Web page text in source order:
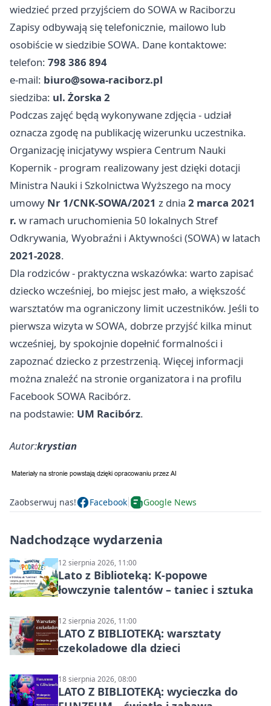
wiedzieć przed przyjściem do SOWA w Raciborzu
Zapisy odbywają się telefonicznie, mailowo lub
osobiście w siedzibie SOWA. Dane kontaktowe:
telefon: 798 386 894
e-mail: biuro@sowa-raciborz.pl
siedziba: ul. Żorska 2
Podczas zajęć będą wykonywane zdjęcia - udział
oznacza zgodę na publikację wizerunku uczestnika.
Organizację inicjatywy wspiera Centrum Nauki
Kopernik - program realizowany jest dzięki dotacji
Ministra Nauki i Szkolnictwa Wyższego na mocy
umowy Nr 1/CNK-SOWA/2021 z dnia 2 marca 2021
r. w ramach uruchomienia 50 lokalnych Stref
Odkrywania, Wyobraźni i Aktywności (SOWA) w latach
2021-2028.
Dla rodziców - praktyczna wskazówka: warto zapisać
dziecko wcześniej, bo miejsc jest mało, a większość
warsztatów ma ograniczony limit uczestników. Jeśli to
pierwsza wizyta w SOWA, dobrze przyjść kilka minut
wcześniej, by spokojnie dopełnić formalności i
zapoznać dziecko z przestrzenią. Więcej informacji
można znaleźć na stronie organizatora i na profilu
Facebook SOWA Racibórz.
na podstawie: UM Racibórz.
Autor:krystian
Zaobserwuj nas! Facebook Google News
Nadchodzące wydarzenia
12 sierpnia 2026, 11:00
Lato z Biblioteką: K-popowe
łowczynie talentów – taniec i sztuka
12 sierpnia 2026, 11:00
LATO Z BIBLIOTEKĄ: warsztaty
czekoladowe dla dzieci
18 sierpnia 2026, 08:00
LATO Z BIBLIOTEKĄ: wycieczka do